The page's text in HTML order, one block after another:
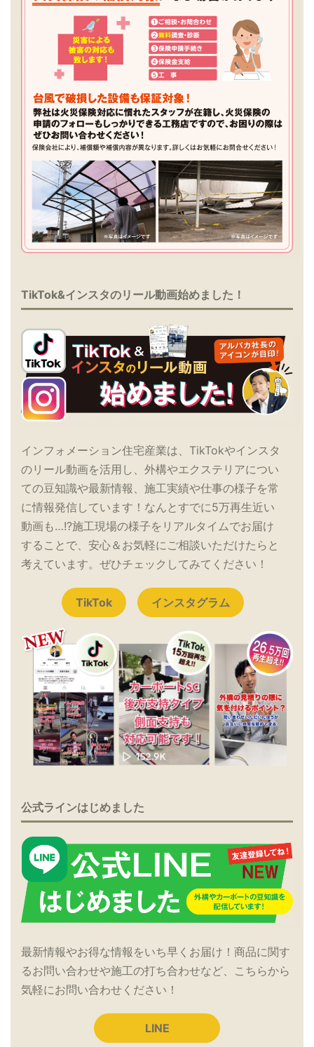
TikTok&インスタのリール動画始めました！
インフォメーション住宅産業は、TikTokやインスタ
のリール動画を活用し、外構やエクステリアについ
ての豆知識や最新情報、施工実績や仕事の様子を常
に情報発信しています！なんとすでに5万再生近い
動画も…!?施工現場の様子をリアルタイムでお届け
することで、安心＆お気軽にご相談いただけたらと
考えています。ぜひチェックしてみてください！
TikTok インスタグラム
公式ラインはじめました
最新情報やお得な情報をいち早くお届け！商品に関す
るお問い合わせや施工の打ち合わせなど、こちらから
気軽にお問い合わせください！
LINE